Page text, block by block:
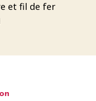
et fil de fer